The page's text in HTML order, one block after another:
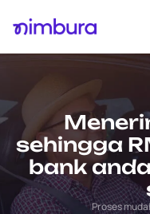
sehingga
bank
Proses